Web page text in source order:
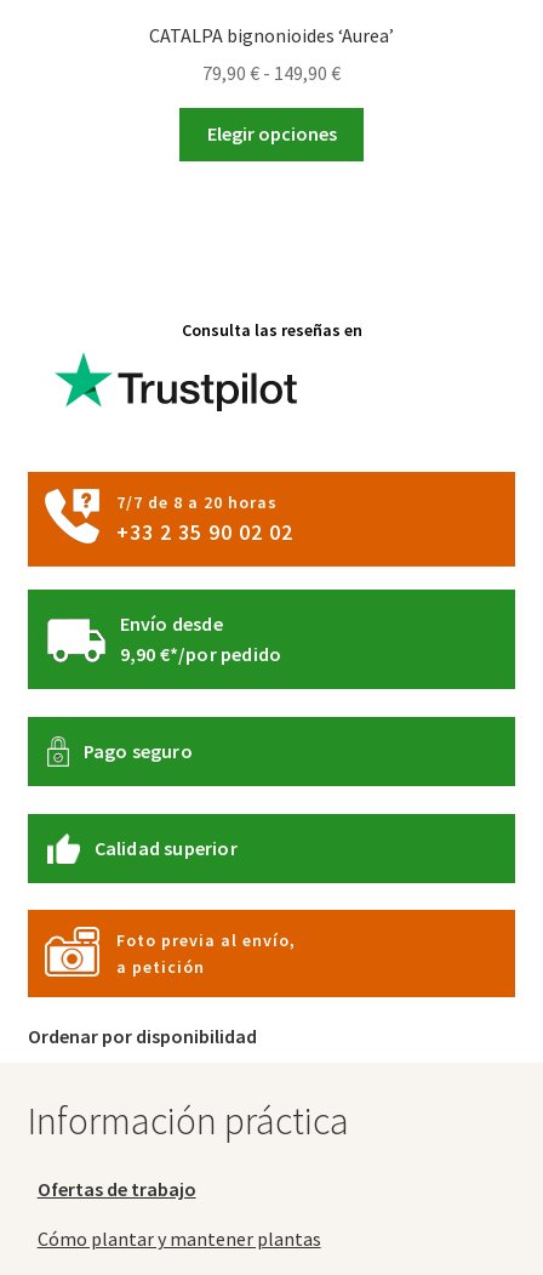
CATALPA bignonioides ‘Aurea’
79,90 € - 149,90 €Rango
desde
Elegir opciones
Consulta las reseñas en
7/7 de 8 a 20 horas
+33 2 35 90 02 02
Envío desde
9,90 €*/por pedido
Pago seguro
Calidad superior
Foto previa al envío,
a petición
Ordenar por disponibilidad
Información práctica
Ofertas de trabajo
Cómo plantar y mantener plantas